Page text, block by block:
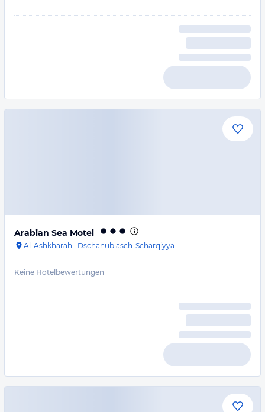
Arabian Sea Motel
Al-Ashkharah · Dschanub asch-Scharqiyya
Keine Hotelbewertungen